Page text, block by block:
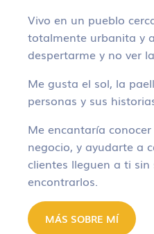
Vivo en un pueblo
totalmente urbanita y
despertarme y no ver
Me gusta el sol, la
personas y sus
Me encantaría
negocio, y ayudarte a
clientes lleguen a ti
encontrarlos.
MÁS SOBRE MÍ